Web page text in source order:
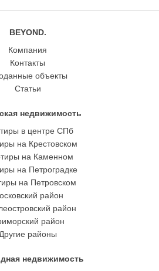
BEYOND.
Компания
Контакты
объекты
Статьи
недвижимость
в центре СПб
на Крестовском
на Каменном
на Петроградке
на Петровском
район
район
район
Другие районы
недвижимость